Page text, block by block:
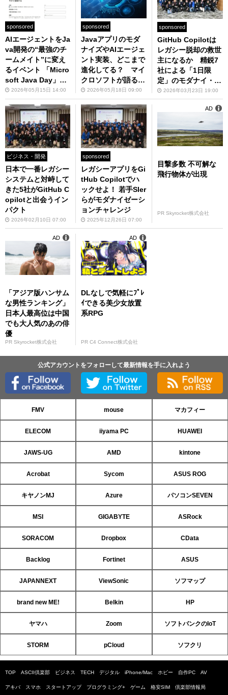
sponsored
AIエージェントをJa
va開発の“最強のチ
ームメイト”に変え
るイベント 「Micro
soft Java Day」が
5/28開催
2026年05月15日 14:00
sponsored
Javaアプリのモダ
ナイズやAIエージェ
ント実装、どこまで
進化してる？ マイ
クロソフトが語るAI
時代のJava開発“最
前線”
2026年05月18日 09:00
sponsored
GitHub Copilotは
レガシー脱却の救世
主になるか 精鋭7
社による「1日限
定」のモダナイ・チ
ャレンジ再び
2026年03月23日 19:00
ビジネス・開発
日本で一番レガシー
システムと対峙して
きた5社がGitHub C
opilotと出会うイン
パクト
2026年02月10日 07:00
sponsored
レガシーアプリをGi
tHub Copilotでハ
ックせよ！ 若手SIer
らがモダナイゼーシ
ョンチャレンジ
2025年12月26日 07:00
目撃多数 不可解な
飛行物体が出現
PR Skyrocket株式会社
AD
「アジア版ハンサム
な男性ランキング」
日本人最高位は中国
でも大人気のあの俳
優
PR Skyrocket株式会社
AD
DLなしで気軽にﾌﾟﾚ
ｲできる美少女放置
系RPG
PR C4 Connect株式会社
AD
公式アカウントをフォローして最新情報を手に入れよう
FMV mouse マカフィー
ELECOM iiyama PC HUAWEI
JAWS-UG AMD kintone
Acrobat Sycom ASUS ROG
キヤノンMJ Azure パソコンSEVEN
MSI GIGABYTE ASRock
SORACOM Dropbox CData
Backlog Fortinet ASUS
JAPANNEXT ViewSonic ソフマップ
brand new ME! Belkin HP
ヤマハ Zoom ソフトバンクのIoT
STORM pCloud ソフクリ
TOP ASCII倶楽部 ビジネス TECH デジタル iPhone/Mac ホビー 自作PC AV
アキバ スマホ スタートアップ プログラミング+ ゲーム 格安SIM 倶楽部情報局